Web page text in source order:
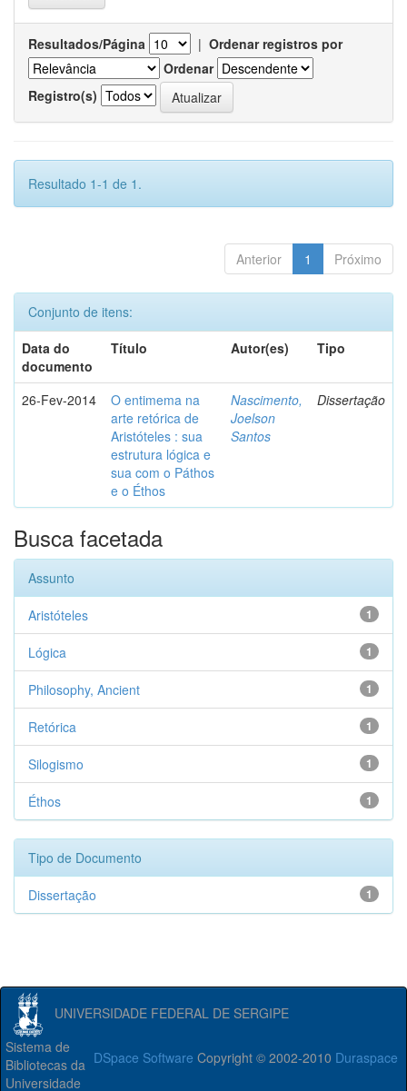
Resultados/Página | Ordenar registros por
Ordenar
Registro(s)
Resultado 1-1 de 1.
Anterior 1 Próximo
Conjunto de itens:
Data do
documento
Título Autor(es) Tipo
26-Fev-2014
O entimema na
arte retórica de
Aristóteles : sua
estrutura lógica e
sua com o Páthos
e o Éthos
Nascimento,
Joelson
Santos
Dissertação
Busca facetada
Assunto
1
Aristóteles
1
Lógica
1
Philosophy, Ancient
1
Retórica
1
Silogismo
1
Éthos
Tipo de Documento
1
Dissertação
UNIVERSIDADE FEDERAL DE SERGIPE
DSpace Software Copyright © 2002-2010 Duraspace
Sistema de
Bibliotecas da
Universidade